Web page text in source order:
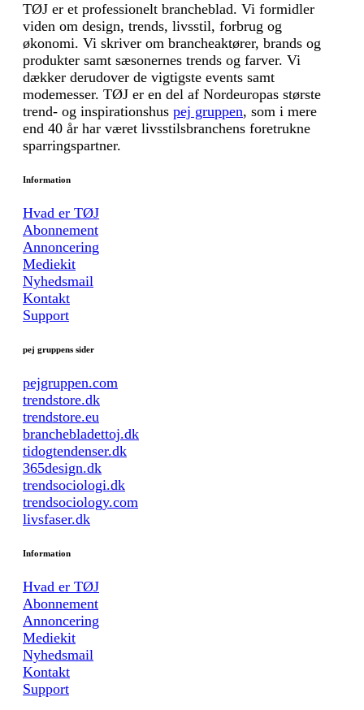
TØJ er et professionelt brancheblad. Vi formidler
viden om design, trends, livsstil, forbrug og
økonomi. Vi skriver om brancheaktører, brands og
produkter samt sæsonernes trends og farver. Vi
dækker derudover de vigtigste events samt
modemesser. TØJ er en del af Nordeuropas største
trend- og inspirationshus pej gruppen, som i mere
end 40 år har været livsstilsbranchens foretrukne
sparringspartner.
Information
Hvad er TØJ
Abonnement
Annoncering
Mediekit
Nyhedsmail
Kontakt
Support
pej gruppens sider
pejgruppen.com
trendstore.dk
trendstore.eu
branchebladettoj.dk
tidogtendenser.dk
365design.dk
trendsociologi.dk
trendsociology.com
livsfaser.dk
Information
Hvad er TØJ
Abonnement
Annoncering
Mediekit
Nyhedsmail
Kontakt
Support